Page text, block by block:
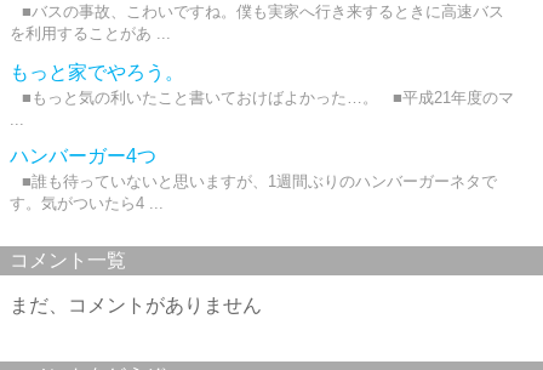
■バスの事故、こわいですね。僕も実家へ行き来するときに高速バス
を利用することがあ ...
もっと家でやろう。
■もっと気の利いたこと書いておけばよかった…。 ■平成21年度のマ
ハンバーガー4つ
■誰も待っていないと思いますが、1週間ぶりのハンバーガーネタで
す。気がついたら4 ...
コメント一覧
まだ、コメントがありません